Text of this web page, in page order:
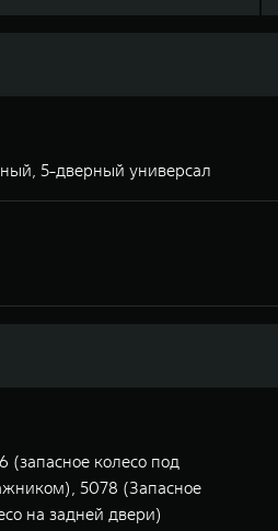
5-дверный универсал
(запасное колесо под
5078 (Запасное
на задней двери)